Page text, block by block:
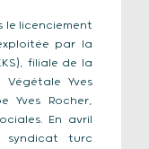
le licenciement
par la
filiale de la
Yves
Yves Rocher,
En avril
syndicat turc